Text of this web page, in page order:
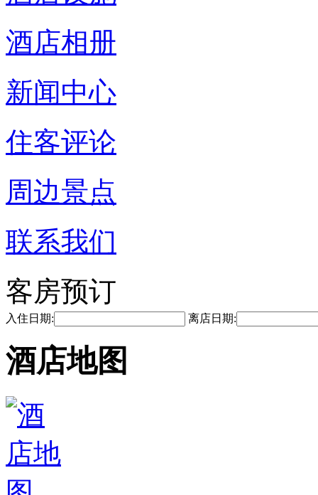
酒店相册
新闻中心
住客评论
周边景点
联系我们
客房预订
入住日期: 离店日期:
酒店地图